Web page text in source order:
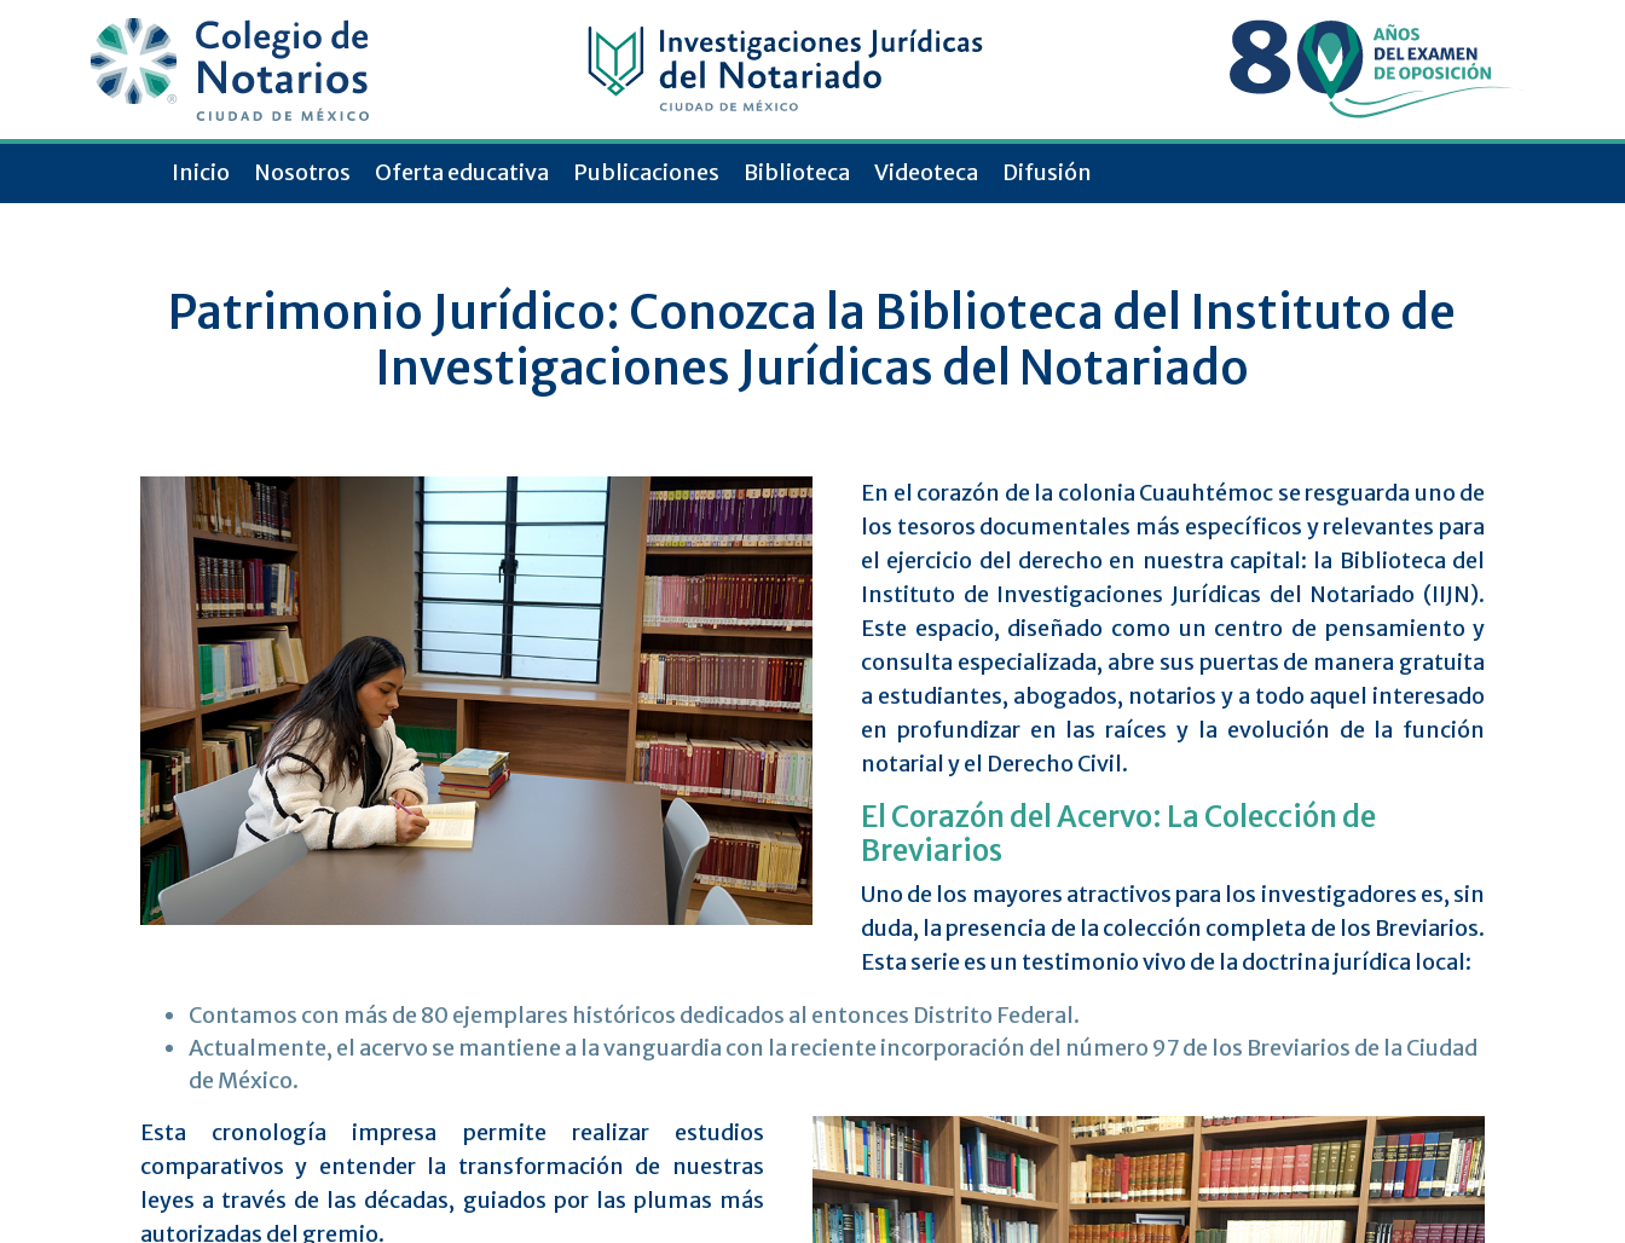
Inicio Nosotros Oferta educativa Publicaciones Biblioteca Videoteca Difusión
Patrimonio Jurídico: Conozca la Biblioteca del Instituto de
Investigaciones Jurídicas del Notariado
En el corazón de la colonia Cuauhtémoc se resguarda uno de
los tesoros documentales más específicos y relevantes para
el ejercicio del derecho en nuestra capital: la Biblioteca del
Instituto de Investigaciones Jurídicas del Notariado (IIJN).
Este espacio, diseñado como un centro de pensamiento y
consulta especializada, abre sus puertas de manera gratuita
a estudiantes, abogados, notarios y a todo aquel interesado
en profundizar en las raíces y la evolución de la función
notarial y el Derecho Civil.
El Corazón del Acervo: La Colección de
Breviarios
Uno de los mayores atractivos para los investigadores es, sin
duda, la presencia de la colección completa de los Breviarios.
Esta serie es un testimonio vivo de la doctrina jurídica local:
Contamos con más de 80 ejemplares históricos dedicados al entonces Distrito Federal.
Actualmente, el acervo se mantiene a la vanguardia con la reciente incorporación del número 97 de los Breviarios de la Ciudad
de México.
Esta cronología impresa permite realizar estudios
comparativos y entender la transformación de nuestras
leyes a través de las décadas, guiados por las plumas más
autorizadas del gremio.